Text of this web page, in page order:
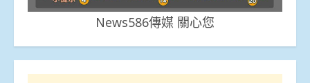
News586傳媒 關心您